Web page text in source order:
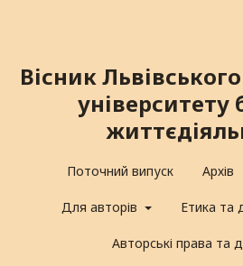
Вісник
університету
Поточний випуск Архів
Для авторів Етика та
Авторські права та